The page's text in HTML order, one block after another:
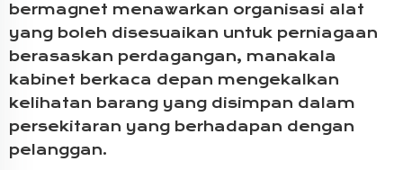
bermagnet menawarkan organisasi alat
yang boleh disesuaikan untuk perniagaan
berasaskan perdagangan, manakala
kabinet berkaca depan mengekalkan
kelihatan barang yang disimpan dalam
persekitaran yang berhadapan dengan
pelanggan.